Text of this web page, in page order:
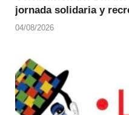
jornada solidaria y
04/08/2026